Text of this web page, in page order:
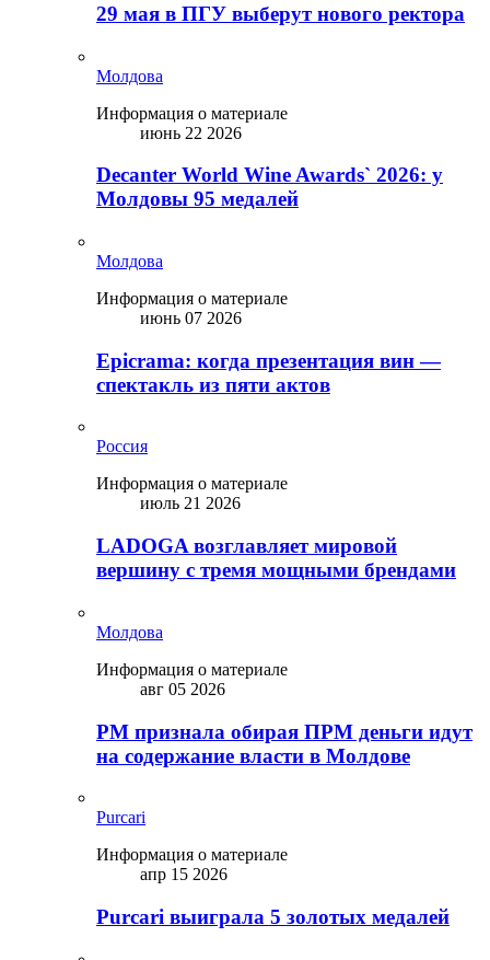
29 мая в ПГУ выберут нового ректора
Молдова
Информация о материале
июнь 22 2026
Decanter World Wine Awards` 2026: у
Молдовы 95 медалей
Молдова
Информация о материале
июнь 07 2026
Epicrama: когда презентация вин —
спектакль из пяти актов
Россия
Информация о материале
июль 21 2026
LADOGA возглавляет мировой
вершину с тремя мощными брендами
Молдова
Информация о материале
авг 05 2026
PM признала обирая ПРМ деньги идут
на содержание власти в Молдове
Purcari
Информация о материале
апр 15 2026
Purcari выиграла 5 золотых медалей